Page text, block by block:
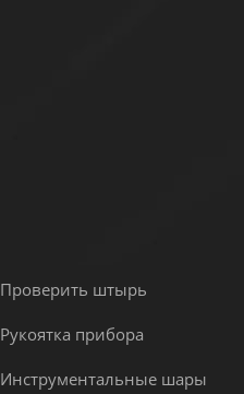
Проверить штырь
Рукоятка прибора
Инструментальные шары